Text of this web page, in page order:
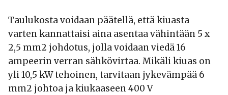
Taulukosta voidaan päätellä, että kiuasta
varten kannattaisi aina asentaa vähintään 5 x
2,5 mm2 johdotus, jolla voidaan viedä 16
ampeerin verran sähkövirtaa. Mikäli kiuas on
yli 10,5 kW tehoinen, tarvitaan jykevämpää 6
mm2 johtoa ja kiukaaseen 400 V